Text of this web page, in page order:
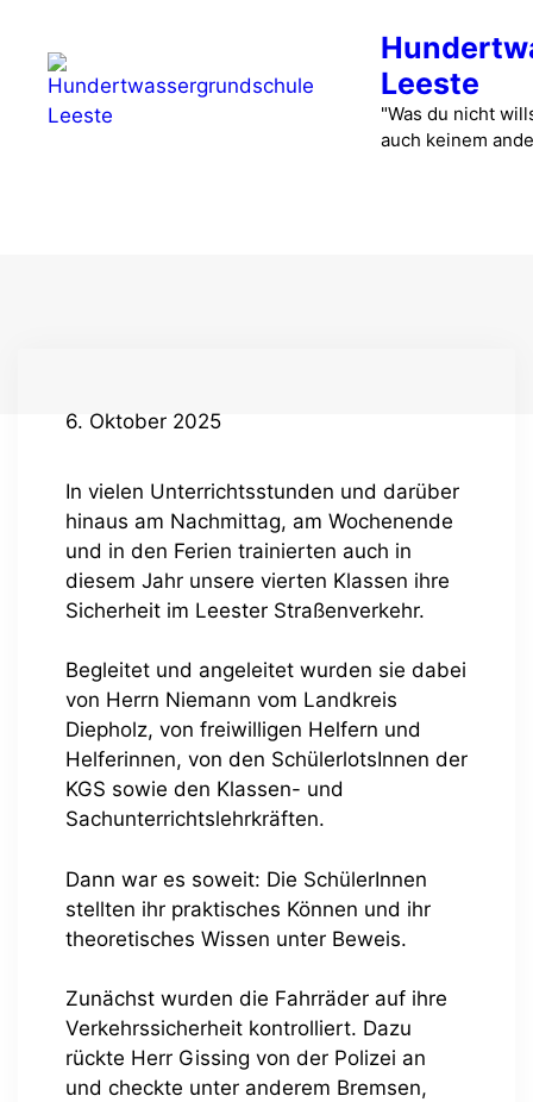
springen
Leeste
"Was du nicht
auch keinem
6. Oktober 2025
In vielen Unterrichtsstunden und darüber
hinaus am Nachmittag, am Wochenende
und in den Ferien trainierten auch in
diesem Jahr unsere vierten Klassen ihre
Sicherheit im Leester Straßenverkehr.
Begleitet und angeleitet wurden sie dabei
von Herrn Niemann vom Landkreis
Diepholz, von freiwilligen Helfern und
Helferinnen, von den SchülerlotsInnen der
KGS sowie den Klassen- und
Sachunterrichtslehrkräften.
Dann war es soweit: Die SchülerInnen
stellten ihr praktisches Können und ihr
theoretisches Wissen unter Beweis.
Zunächst wurden die Fahrräder auf ihre
Verkehrssicherheit kontrolliert. Dazu
rückte Herr Gissing von der Polizei an
und checkte unter anderem Bremsen,